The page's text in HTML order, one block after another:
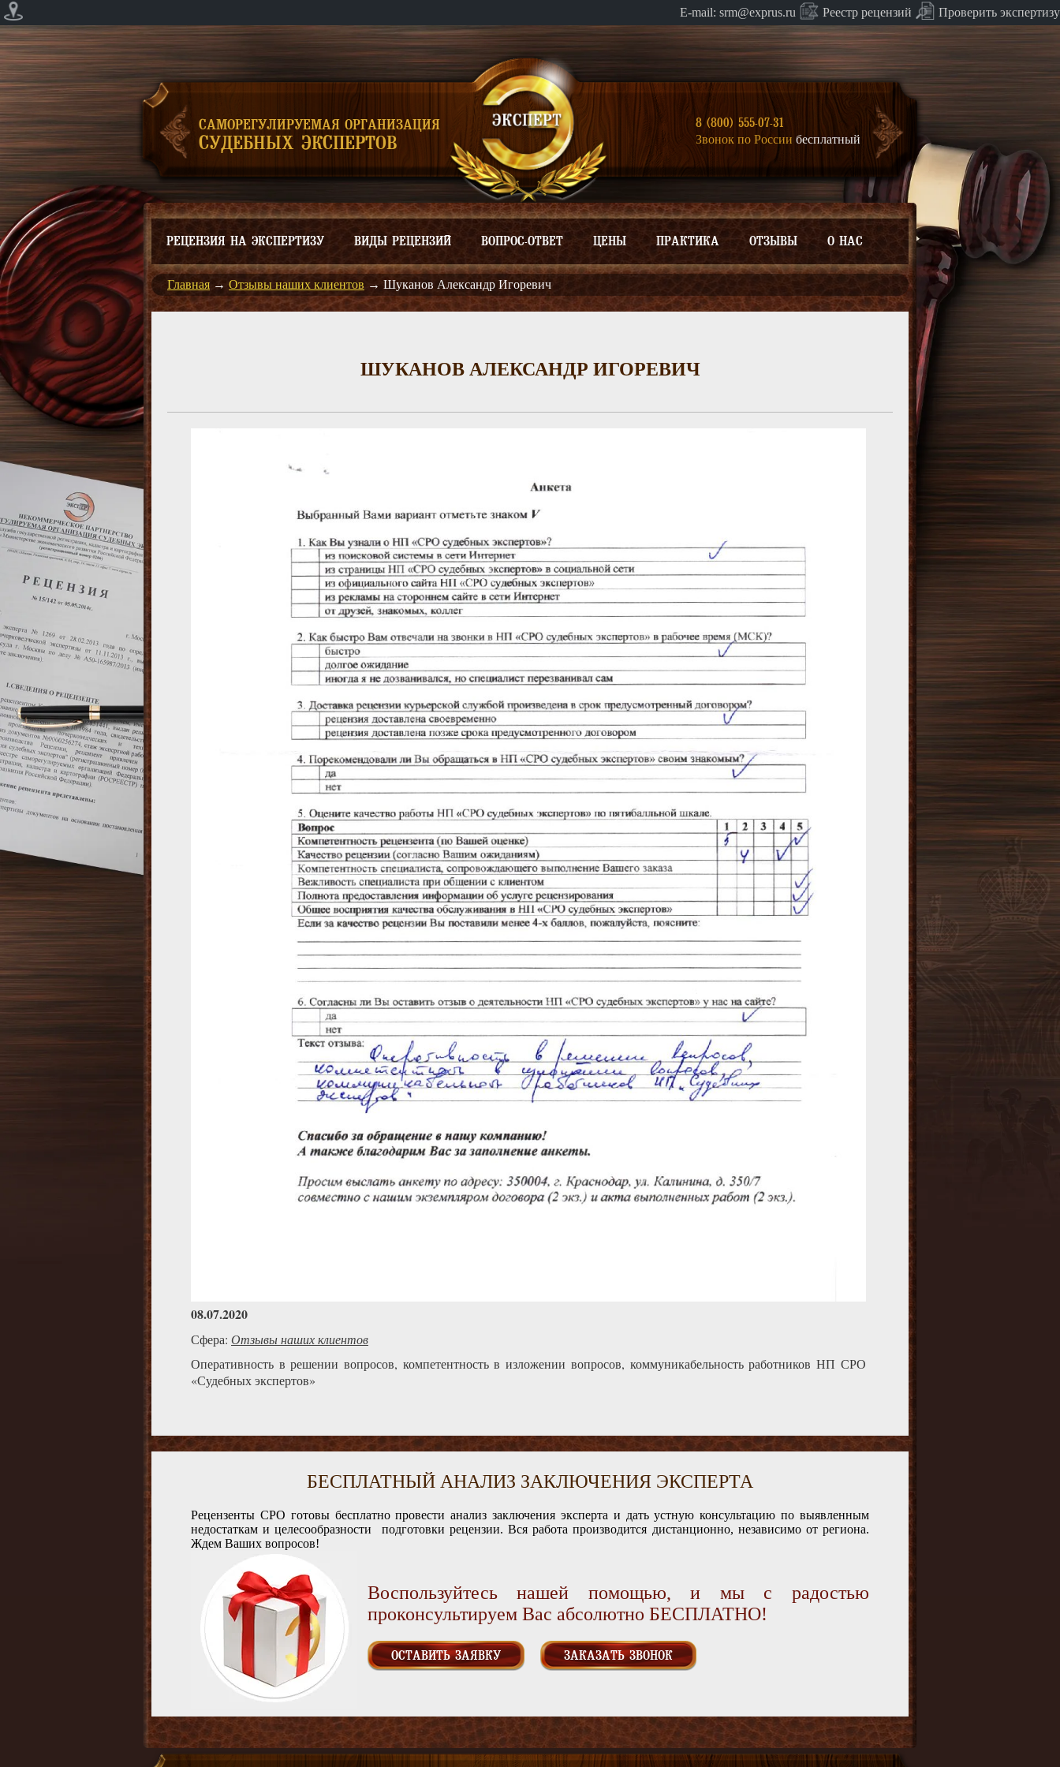
E-mail: srm@exprus.ru Реестр рецензий Проверить экспертизу
САМОРЕГУЛИРУЕМАЯ ОРГАНИЗАЦИЯ
СУДЕБНЫХ ЭКСПЕРТОВ
8 (800) 555-07-31
Звонок по России бесплатный
РЕЦЕНЗИЯ НА ЭКСПЕРТИЗУ ВИДЫ РЕЦЕНЗИЙ ВОПРОС-ОТВЕТ ЦЕНЫ ПРАКТИКА ОТЗЫВЫ О НАС
Главная → Отзывы наших клиентов → Шуканов Александр Игоревич
ШУКАНОВ АЛЕКСАНДР ИГОРЕВИЧ
08.07.2020
Сфера: Отзывы наших клиентов
Оперативность в решении вопросов, компетентность в изложении вопросов, коммуникабельность работников НП СРО
«Судебных экспертов»
БЕСПЛАТНЫЙ АНАЛИЗ ЗАКЛЮЧЕНИЯ ЭКСПЕРТА
Рецензенты СРО готовы бесплатно провести анализ заключения эксперта и дать устную консультацию по выявленным
недостаткам и целесообразности подготовки рецензии. Вся работа производится дистанционно, независимо от региона.
Ждем Ваших вопросов!
Воспользуйтесь нашей помощью, и мы с радостью
проконсультируем Вас абсолютно БЕСПЛАТНО!
ОСТАВИТЬ ЗАЯВКУ ЗАКАЗАТЬ ЗВОНОК